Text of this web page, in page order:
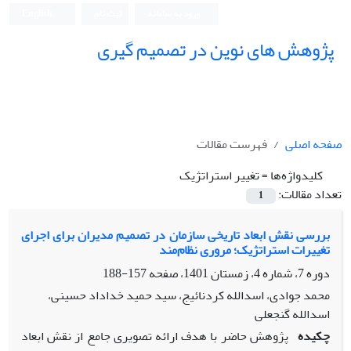
پژوهش های نوین در تصمیم گیری
صفحه اصلی
فهرست مقالات
کلیدواژه‌ها =تغییر استراتژیک
تعداد مقالات:
1
بررسی نقش ابعاد تاریخی سازمان در تصمیم مدیران برای اجرای
تغییرات استراتژیک؛ مروری نظام‌مند
دوره 7، شماره 4، زمستان 1401، صفحه
157-188
محمد جوادی، اسدالله کردنائیج، سید حمید خداداد حسینی،
اسدالله گنجعلی
چکیده پژوهش حاضر با هدف ارائه تصویری جامع از نقش ابعاد